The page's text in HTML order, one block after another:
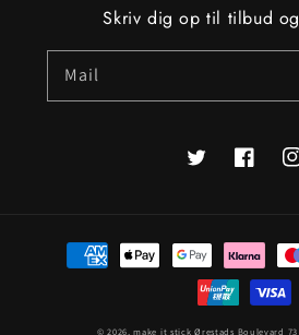
Skriv dig op til tilbud
Mail
Twitter
Betalingsmetoder
© 2026,make it stick Ørestads Boulevard